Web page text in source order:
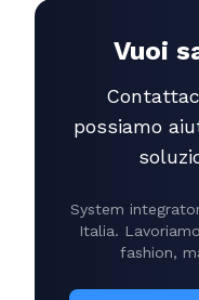
Vuoi
possiamo
System
Italia.
fashion,